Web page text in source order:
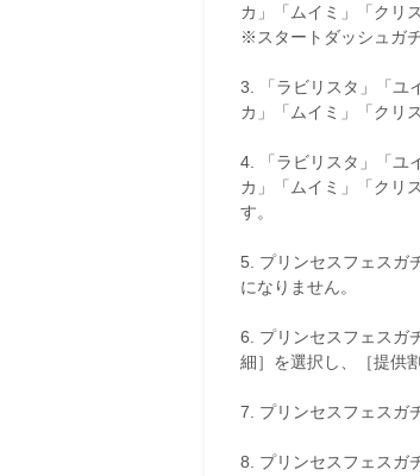
カ」「ムイミ」「クリ
※スタートダッシュガ
3. 「ラビリスタ」「ユ
カ」「ムイミ」「クリ
4. 「ラビリスタ」「ユ
カ」「ムイミ」「クリ
す。
5. プリンセスフェスガ
になりません。
6. プリンセスフェスガ
細］を選択し、［提供
7. プリンセスフェスガ
8. プリンセスフェスガ